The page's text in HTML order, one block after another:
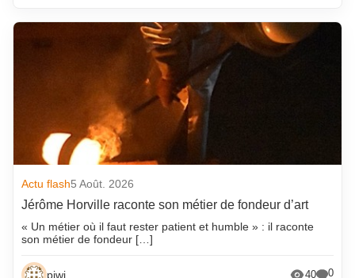
Actu flash5 Août. 2026
Jérôme Horville raconte son métier de fondeur d’art
« Un métier où il faut rester patient et humble » : il raconte
son métier de fondeur […]
piwi 40 0